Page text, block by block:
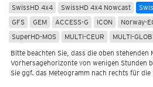
SwissHD 4x4
SwissHD 4x4 Nowcast
GFS
GEM ACCESS-G ICON Norway-
SuperHD-MOS
MULTI-CEUR MULTI-
Bitte beachten Sie, dass die oben stehenden
Vorhersagehorizonte von wenigen Stunden
Sie ggf. das Meteogramm nach rechts für die